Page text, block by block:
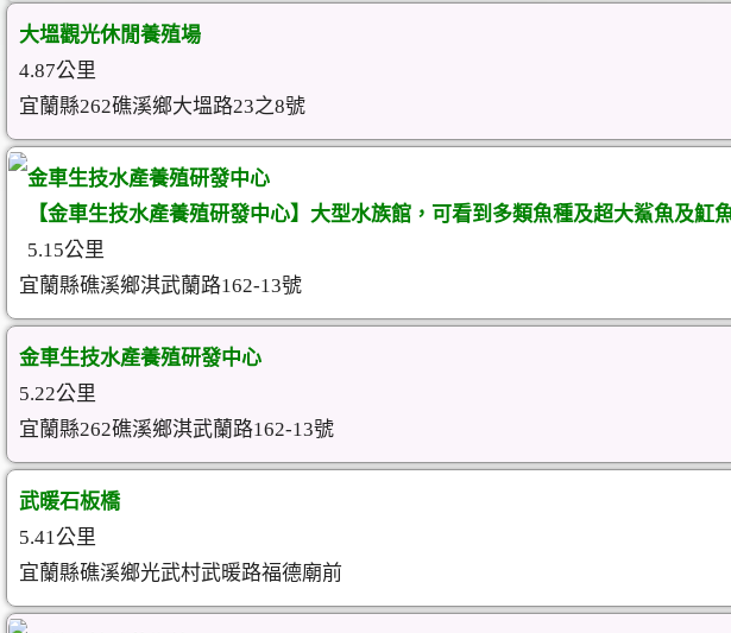
大塭觀光休閒養殖場
4.87公里
宜蘭縣262礁溪鄉大塭路23之8號
金車生技水產養殖研發中心
【金車生技水產養殖研發中心】大型水族館，可看到多類魚種及超大鯊魚及魟
5.15公里
宜蘭縣礁溪鄉淇武蘭路162-13號
金車生技水產養殖研發中心
5.22公里
宜蘭縣262礁溪鄉淇武蘭路162-13號
武暖石板橋
5.41公里
宜蘭縣礁溪鄉光武村武暖路福德廟前